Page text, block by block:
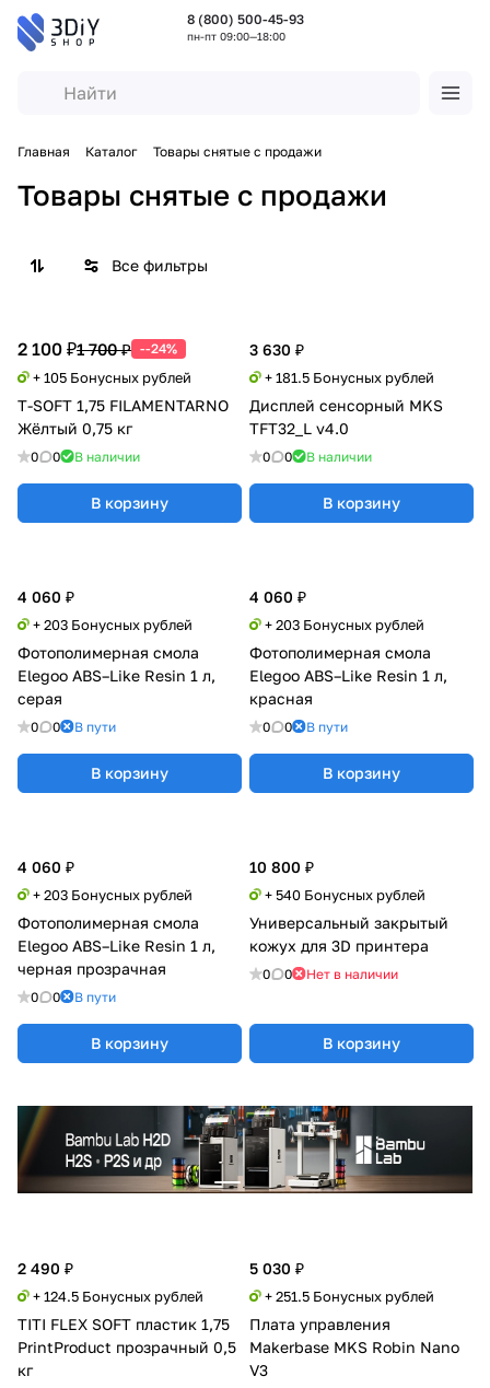
8 (800) 500-45-93
пн-пт 09:00—18:00
Главная Каталог Товары снятые с продажи
Товары снятые с продажи
Все фильтры
2 100 ₽1 700 ₽ --24%
+ 105 Бонусных рублей
T-SOFT 1,75 FILAMENTARNO
Жёлтый 0,75 кг
0 0 В наличии
В корзину
3 630 ₽
+ 181.5 Бонусных рублей
Дисплей сенсорный MKS
TFT32_L v4.0
0 0 В наличии
В корзину
4 060 ₽
+ 203 Бонусных рублей
Фотополимерная смола
Elegoo ABS–Like Resin 1 л,
серая
0 0 В пути
В корзину
4 060 ₽
+ 203 Бонусных рублей
Фотополимерная смола
Elegoo ABS–Like Resin 1 л,
красная
0 0 В пути
В корзину
4 060 ₽
+ 203 Бонусных рублей
Фотополимерная смола
Elegoo ABS–Like Resin 1 л,
черная прозрачная
0 0 В пути
В корзину
10 800 ₽
+ 540 Бонусных рублей
Универсальный закрытый
кожух для 3D принтера
0 0 Нет в наличии
В корзину
2 490 ₽
+ 124.5 Бонусных рублей
TITI FLEX SOFT пластик 1,75
PrintProduct прозрачный 0,5
кг
5 030 ₽
+ 251.5 Бонусных рублей
Плата управления
Makerbase MKS Robin Nano
V3